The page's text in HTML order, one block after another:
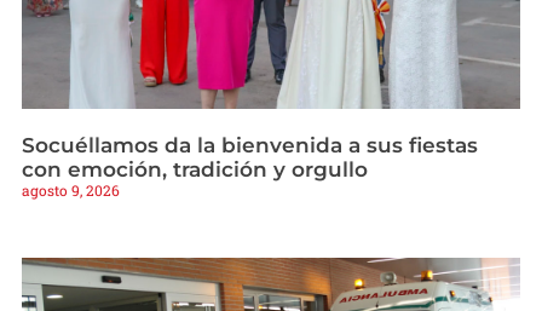
Socuéllamos da la bienvenida a sus fiestas
con emoción, tradición y orgullo
agosto 9, 2026